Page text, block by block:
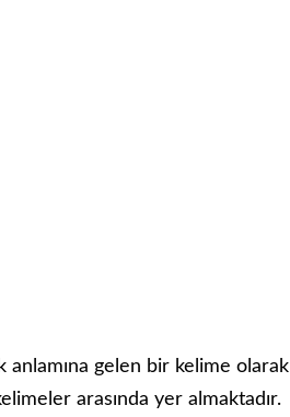
anlamına gelen bir kelime olarak
arasında yer almaktadır.